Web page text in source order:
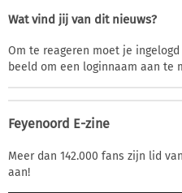
Wat vind jij van dit nieuws?
Om te reageren moet je
beeld om een loginnaam aan te
Feyenoord E-zine
Meer dan 142.000 fans zijn lid
aan!